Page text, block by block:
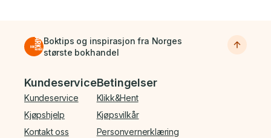
Boktips og inspirasjon fra Norges
største bokhandel
Bunnmeny
Kundeservice
Kundeservice
Kjøpshjelp
Kontakt oss
Betingelser
Klikk&Hent
Kjøpsvilkår
Personvernerklæring